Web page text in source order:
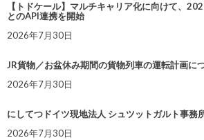
【トドケール】マルチキャリア化に向けて、
とのAPI連携を開始
2026年7月30日
JR貨物／お盆休み期間の貨物列車の運転計画に
2026年7月30日
にしてつドイツ現地法人 シュツットガルト事務
2026年7月30日